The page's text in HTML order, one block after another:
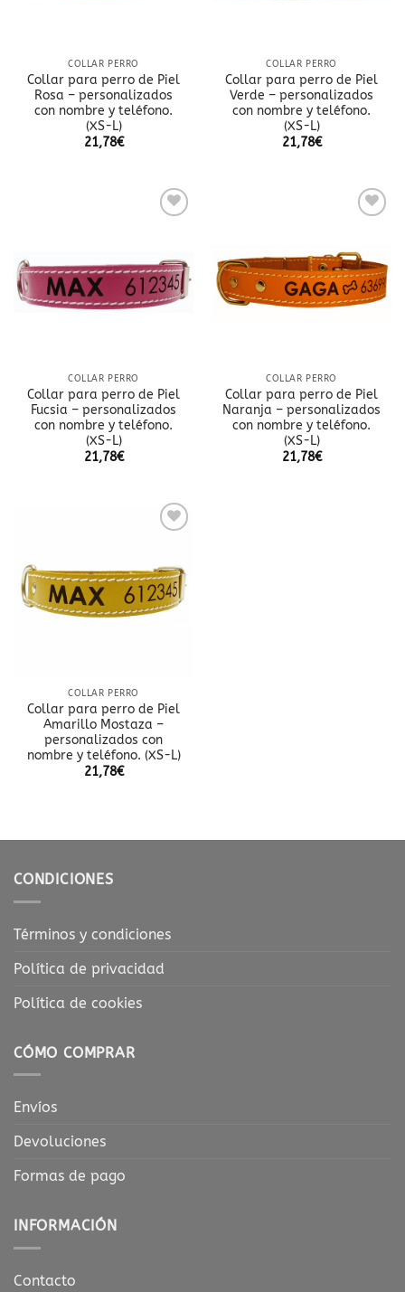
COLLAR PERRO
Collar para perro de Piel
Rosa – personalizados
con nombre y teléfono.
(XS-L)
21,78€
COLLAR PERRO
Collar para perro de Piel
Verde – personalizados
con nombre y teléfono.
(XS-L)
21,78€
de
deseos
COLLAR PERRO
Collar para perro de Piel
Fucsia – personalizados
con nombre y teléfono.
(XS-L)
21,78€
lista
de
deseos
COLLAR PERRO
Collar para perro de Piel
Naranja – personalizados
con nombre y teléfono.
(XS-L)
21,78€
lista
de
deseos
COLLAR PERRO
Collar para perro de Piel
Amarillo Mostaza –
personalizados con
nombre y teléfono. (XS-L)
21,78€
CONDICIONES
Términos y condiciones
Política de privacidad
Política de cookies
CÓMO COMPRAR
Envíos
Devoluciones
Formas de pago
INFORMACIÓN
Contacto